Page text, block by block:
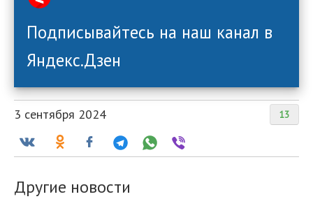
Подписывайтесь на наш канал в
Яндекс.Дзен
13
3 сентября 2024
Другие новости